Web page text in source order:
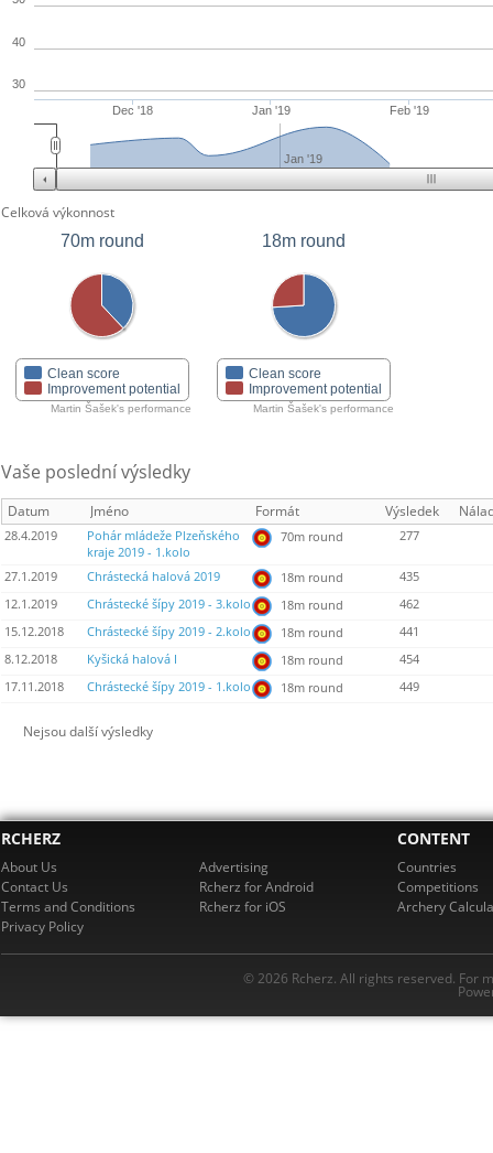
Dec '18 Jan '19 Feb '19
30
40
Jan '19
Celková výkonnost
70m round
Clean score
Improvement potential
Martin Šašek's performance
18m round
Clean score
Improvement potential
Martin Šašek's performance
Vaše poslední výsledky
Datum Jméno Formát Výsledek
28.4.2019
Pohár mládeže Plzeňského
kraje 2019 - 1.kolo
70m round 277
27.1.2019 Chrástecká halová 2019 18m round
435
12.1.2019
Chrástecké šípy 2019 - 3.kolo 18m round
462
15.12.2018
Chrástecké šípy 2019 - 2.kolo 18m round
441
8.12.2018
Kyšická halová I 18m round
454
17.11.2018
Chrástecké šípy 2019 - 1.kolo 18m round 449
Nejsou další výsledky
RCHERZ
About Us
Contact Us
Terms and Conditions
Privacy Policy
Advertising
Rcherz for Android
Rcherz for iOS
CONTENT
Countries
Competitions
Archery
© 2026 Rcherz. All rights reserved. For